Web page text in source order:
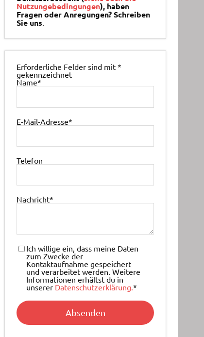
Nutzungebedingungen), haben
Fragen oder Anregungen? Schreiben
Sie uns.
Erforderliche Felder sind mit*
gekennzeichnet
Name*
E-Mail-Adresse*
Telefon
Nachricht*
Ich willige ein, dass meine Daten
zum Zwecke der
Kontaktaufnahme gespeichert
und verarbeitet werden. Weitere
Informationen erhältst du in
unserer Datenschutzerklärung.*